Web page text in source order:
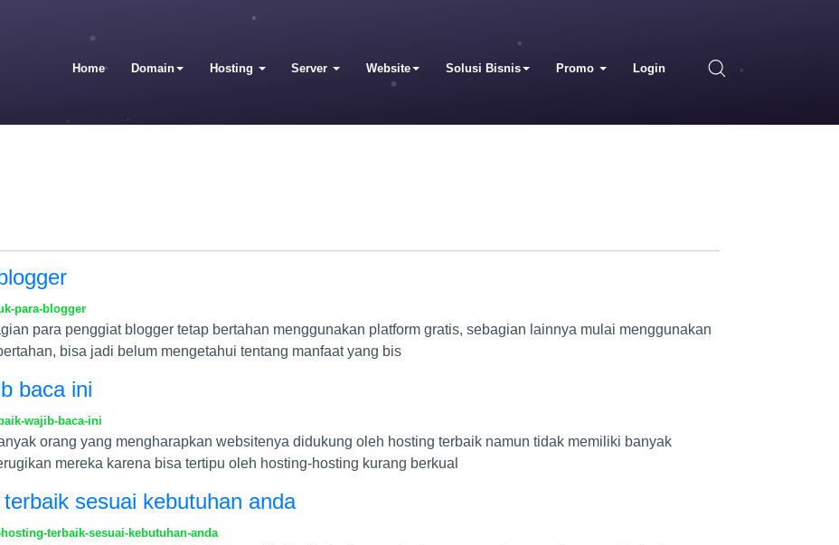
Home Domain Hosting Server Website Solusi Bisnis Promo Login
para-blogger
para penggiat blogger tetap bertahan menggunakan platform gratis, sebagian lainnya mulai menggunakan
bisa jadi belum mengetahui tentang manfaat yang bis
baca ini
wajib-baca-ini
orang yang mengharapkan websitenya didukung oleh hosting terbaik namun tidak memiliki banyak
mereka karena bisa tertipu oleh hosting-hosting kurang berkual
sesuai kebutuhan anda
terbaik-sesuai-kebutuhan-anda